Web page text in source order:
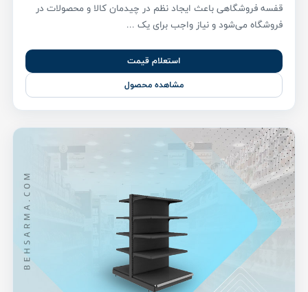
قفسه فروشگاهی باعث ایجاد نظم در چیدمان کالا و محصولات در
فروشگاه می‌شود و نیاز واجب برای یک ...
استعلام قیمت
مشاهده محصول